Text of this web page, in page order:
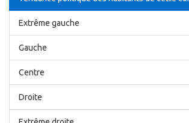
Extrême gauche
Gauche
Centre
Droite